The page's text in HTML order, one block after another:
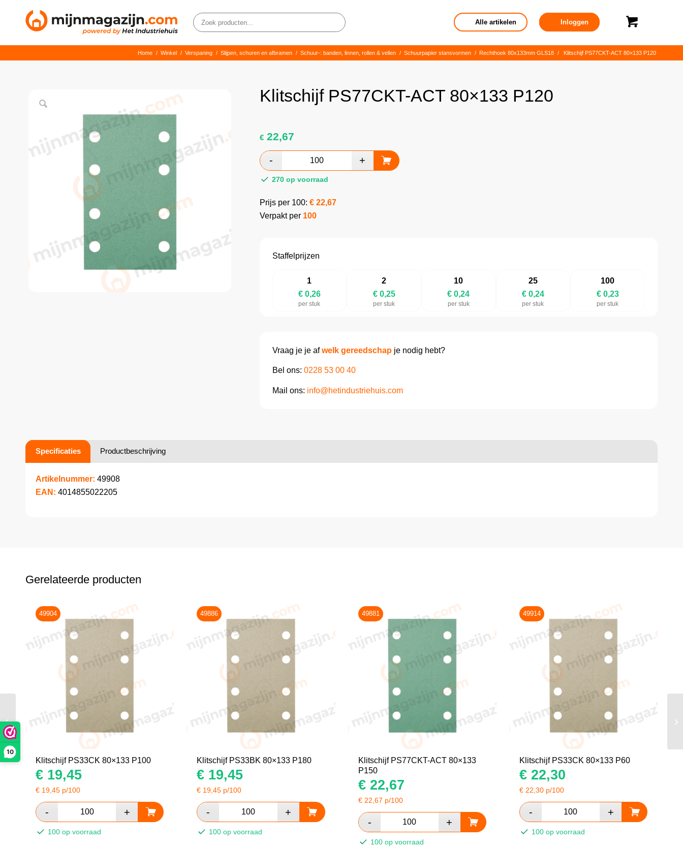
10
Alle artikelen Inloggen
Home / Winkel / Verspaning / Slijpen, schuren en afbramen / Schuur-: banden, linnen, rollen & vellen / Schuurpapier stansvormen / Rechthoek 80x133mm GLS18 / Klitschijf PS77CKT-ACT 80×133 P120
Klitschijf PS77CKT-ACT 80×133 P120
€22,67
270 op voorraad
Prijs per 100: € 22,67
Verpakt per 100
Staffelprijzen
1
€ 0,26
per stuk
2
€ 0,25
per stuk
10
€ 0,24
per stuk
25
€ 0,24
per stuk
100
€ 0,23
per stuk
Vraag je je afwelk gereedschapje nodig hebt?
Bel ons: 0228 53 00 40
Mail ons: info@hetindustriehuis.com
Specificaties Productbeschrijving
Artikelnummer: 49908
EAN: 4014855022205
Gerelateerde producten
49904
Klitschijf PS33CK 80×133 P100
€ 19,45
€ 19,45 p/100
100 op voorraad
49886
Klitschijf PS33BK 80×133 P180
€ 19,45
€ 19,45 p/100
100 op voorraad
49881
Klitschijf PS77CKT-ACT 80×133
P150
€22,67
€ 22,67 p/100
100 op voorraad
49914
Klitschijf PS33CK 80×133 P60
€22,30
€ 22,30p/100
100 op voorraad
Klitschijf PS33CK
93×178 P100